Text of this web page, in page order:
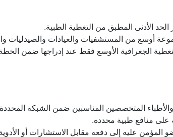
الأدنى المطبق من التغطية الطبية.
أوسع من المستشفيات والعيادات والصيدليات
الجغرافية الأوسع فقط عند إدراجها ضمن
المتخصصين المناسبين ضمن الشبكة
على منافع طبية محددة.
المؤمن عليه إلى دفعه مقابل الاستشارات أو